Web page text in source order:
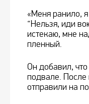
«Меня ранило,
“Нельзя, иди
истекаю, мне
пленный.
Он добавил,
подвале. После
отправили на